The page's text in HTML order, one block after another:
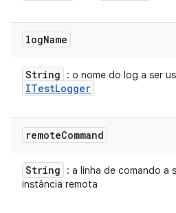
logName
String : o nome do log a ser
ITestLogger
remoteCommand
String
: a linha de comando a
instância remota